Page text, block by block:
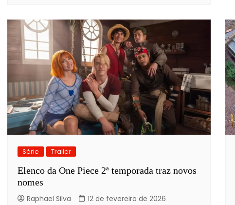
Série Trailer
Elenco da One Piece 2ª temporada traz novos
nomes
Raphael Silva 12 de fevereiro de 2026